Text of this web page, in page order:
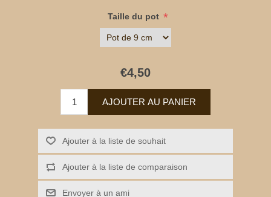
Taille du pot *
€4,50